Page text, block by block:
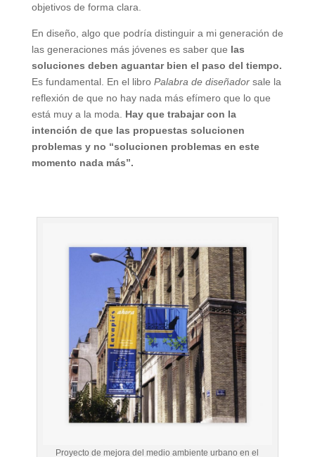
objetivos de forma clara.
En diseño, algo que podría distinguir a mi generación de
las generaciones más jóvenes es saber que las
soluciones deben aguantar bien el paso del tiempo.
Es fundamental. En el libro Palabra de diseñadorsale la
reflexión de que no hay nada más efímero que lo que
está muy a la moda. Hay que trabajar con la
intención de que las propuestas solucionen
problemas y no “solucionen problemas en este
momento nada más”.
Proyecto de mejora del medio ambiente urbano en el